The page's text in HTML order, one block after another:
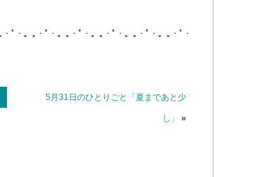
ﾟ・。｡・ﾟ・。｡・ﾟ・。｡・ﾟ・。｡・ﾟ・。｡・ﾟ・
5月31日のひとりごと「夏まであと少
し」 »